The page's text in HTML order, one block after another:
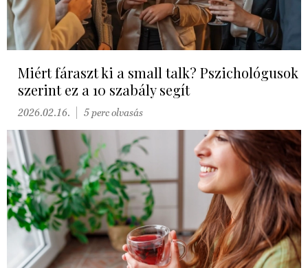
Miért fáraszt ki a small talk? Pszichológusok
szerint ez a 10 szabály segít
2026.02.16. 5 perc olvasás